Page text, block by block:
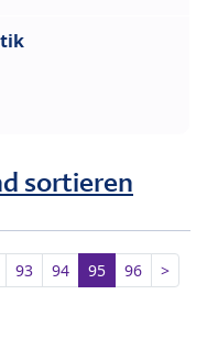
sortieren
93 94 95 96 >